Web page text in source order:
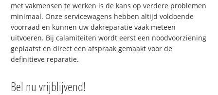
met vakmensen te werken is de kans op verdere problemen
minimaal. Onze servicewagens hebben altijd voldoende
voorraad en kunnen uw dakreparatie vaak meteen
uitvoeren. Bij calamiteiten wordt eerst een noodvoorziening
geplaatst en direct een afspraak gemaakt voor de
definitieve reparatie.
Bel nu vrijblijvend!